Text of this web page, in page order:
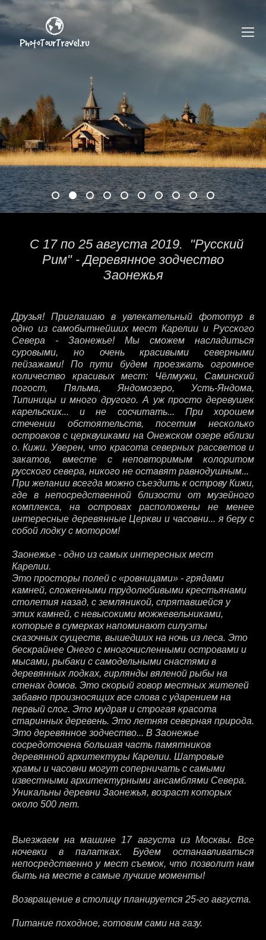
С 17 по 25 августа 2019. "Русский
Рим" - Деревянное зодчество
Заонежья
Друзья! Приглашаю в увлекательный фототур в
одно из самобытнейших мест Карелии и Русского
Севера - Заонежье! Мы сможем насладиться
суровыми, но очень красивыми северными
пейзажами! По пути будем проезжать огромное
количество красивых мест: Чёлмужи, Саминский
погост, Пяльма, Яндомозеро, Усть-Яндома,
Типиницы и много другого. А уж просто деревушек
карельских... и не сосчитать... При хорошем
стечении обстоятельств, посетим несколько
островков с церквушками на Онежском озере вблизи
о. Кижи. Уверен, что красота северных рассветов и
закатов, вместе с неповторимым колоритом
русского севера, никого не оставят равнодушным...
При желании всегда можно съездить к острову Кижи,
где в непосредственной близости от музейного
комплекса, на островах расположены не менее
интересные деревянные Церкви и часовни... я беру с
собой лодку с мотором!
Заонежье - одно из самых интересных мест
Карелии.
Это просторы полей с «ровницами» - грядами
камней, сложенными трудолюбивыми крестьянами
столетия назад, с земляникой, спрятавшейся у
этих камней, с невысокими можжевельниками,
которые в сумерках напоминают силуэты
сказочных существ, вышедших на ночь из леса. Это
бескрайнее Онего с многочисленными островами и
мысами, рыбаки с самодельными снастями в
деревянных лодках, гирлянды вяленой рыбы на
стенах домов. Это скорый говор местных жителей
забавно произносящих все слова с ударением на
первый слог. Это мудрая и строгая красота
старинных деревень. Это летняя северная природа.
Это деревянное зодчество... В Заонежье
сосредоточена большая часть памятников
деревянной архитектуры Карелии. Шатровые
храмы и часовни могут соперничать с самыми
известными архитектурными ансамблями Севера.
Уникальны деревни Заонежья, возраст которых
около 500 лет.
Выезжаем на машине 17 августа из Москвы. Все
ночевки в палатках. Будем останавливаться
непосредственно у мест съемок, что позволит нам
быть на месте в самые лучшие моменты!
Возвращение в столицу планируется 25-го августа.
Питание походное, готовим сами на газу.